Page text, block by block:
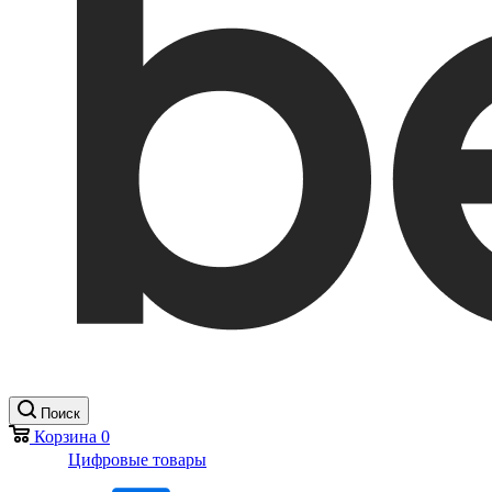
Поиск
Корзина 0
Цифровые товары